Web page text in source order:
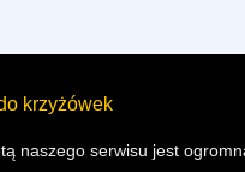
krzyżówek
naszego serwisu jest